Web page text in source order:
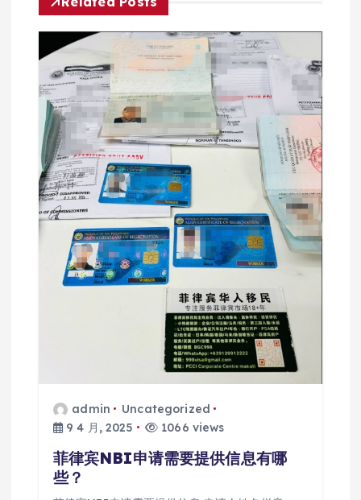
admin
Uncategorized
9 4 月, 2025
1066 views
菲律宾NBI申请需要提供信息有哪
些？